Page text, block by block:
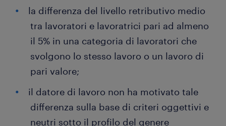
la differenza del livello retributivo medio
tra lavoratori e lavoratrici pari ad almeno
il 5% in una categoria di lavoratori che
svolgono lo stesso lavoro o un lavoro di
pari valore;
il datore di lavoro non ha motivato tale
differenza sulla base di criteri oggettivi e
neutri sotto il profilo del genere